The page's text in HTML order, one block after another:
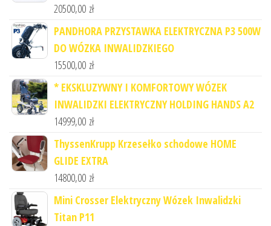
20500,00 zł
PANDHORA PRZYSTAWKA ELEKTRYCZNA P3 500W
DO WÓZKA INWALIDZKIEGO
15500,00 zł
* EKSKLUZYWNY I KOMFORTOWY WÓZEK
INWALIDZKI ELEKTRYCZNY HOLDING HANDS A2
14999,00 zł
ThyssenKrupp Krzesełko schodowe HOME
GLIDE EXTRA
14800,00 zł
Mini Crosser Elektryczny Wózek Inwalidzki
Titan P11